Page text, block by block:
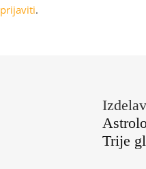
prijaviti.
Trije